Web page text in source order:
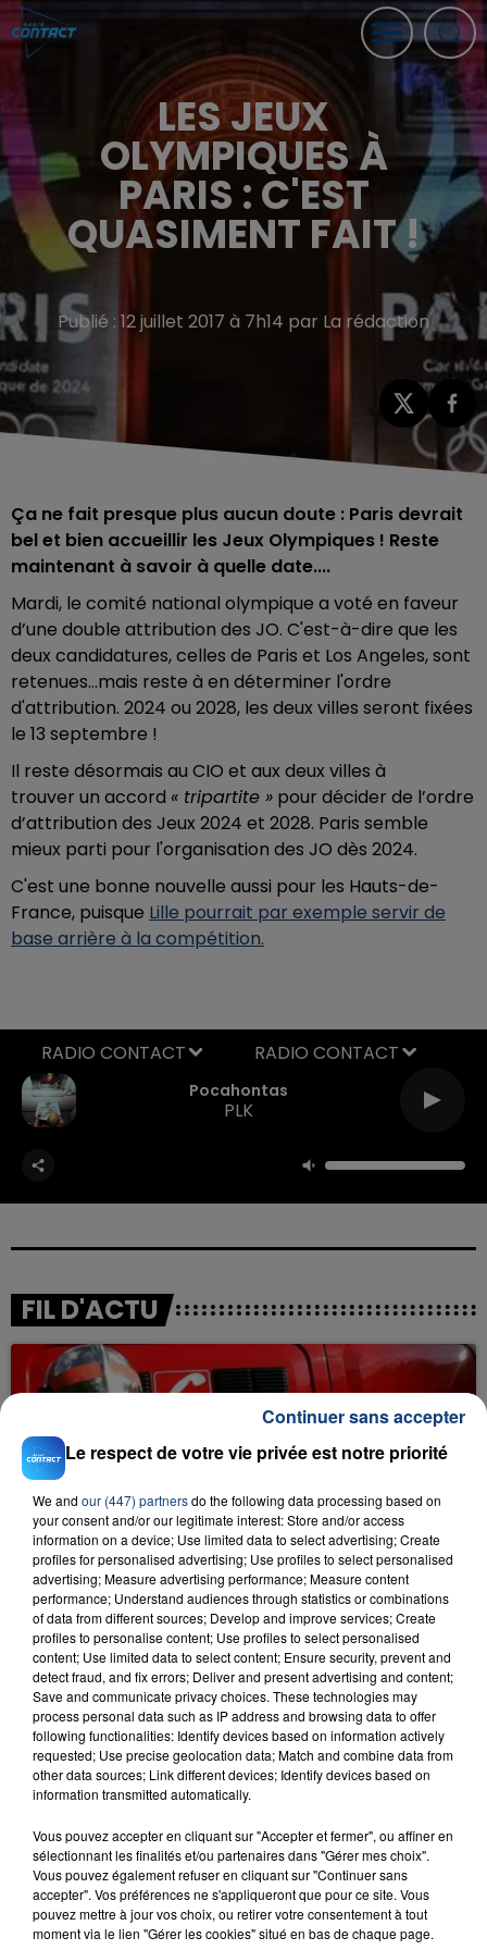
LES JEUX
OLYMPIQUES À
PARIS : C'EST
QUASIMENT FAIT !
Publié : 12 juillet 2017 à 7h14 par La rédaction
Ça ne fait presque plus aucun doute : Paris devrait
bel et bien accueillir les Jeux Olympiques ! Reste
maintenant à savoir à quelle date....
Mardi, le comité national olympique a voté en faveur
d’une double attribution des JO. C'est-à-dire que les
deux candidatures, celles de Paris et Los Angeles, sont
retenues...mais reste à en déterminer l'ordre
d'attribution. 2024 ou 2028, les deux villes seront fixées
le 13 septembre !
Il reste désormais au CIO et aux deux villes à
trouver un accord « tripartite » pour décider de l’ordre
d’attribution des Jeux 2024 et 2028. Paris semble
mieux parti pour l'organisation des JO dès 2024.
C'est une bonne nouvelle aussi pour les Hauts-de-
France, puisque Lille pourrait par exemple servir de
base arrière à la compétition.
Pocahontas
PLK
RADIO CONTACT
FIL D'ACTU
23 juillet 2026
INCENDIE MORTEL À LENS : UNE FEMME ET
SON BÉBÉ ENTRE LA VIE ET LA...
Un homme s'est immolé par le feu après avoir
aspergé sa compagne et leur bébé de trois mois
d'un liquide inflammable.
20 juillet 2026
OPÉRER DE LA CHEVILLE RESSORT DE LA...
La famille a porté plainte contre la clinique qui a
reconnu sa responsabilité et présenté ses
excuses.
TITRES DIFFUSÉS
Le respect de votre vie privée est notre priorité
We and our (447) partnersdo the following data processing based on
your consent and/or our legitimate interest: Store and/or access
information on a device; Use limited data to select advertising; Create
profiles for personalised advertising; Use profiles to select personalised
advertising; Measure advertising performance; Measure content
performance; Understand audiences through statistics or combinations
of data from different sources; Develop and improve services; Create
profiles to personalise content; Use profiles to select personalised
content; Use limited data to select content; Ensure security, prevent and
detect fraud, and fix errors; Deliver and present advertising and content;
Save and communicate privacy choices. These technologies may
process personal data such as IP address and browsing data to offer
following functionalities: Identify devices based on information actively
requested; Use precise geolocation data; Match and combine data from
other data sources; Link different devices; Identify devices based on
information transmitted automatically.
Vous pouvez accepter en cliquant sur "Accepter et fermer", ou affiner en
sélectionnant les finalités et/ou partenaires dans "Gérer mes choix".
Vous pouvez également refuser en cliquant sur "Continuer sans
accepter". Vos préférences ne s'appliqueront que pour ce site. Vous
pouvez mettre à jour vos choix, ou retirer votre consentement à tout
moment via le lien "Gérer les cookies" situé en bas de chaque page.
Continuer sans accepter